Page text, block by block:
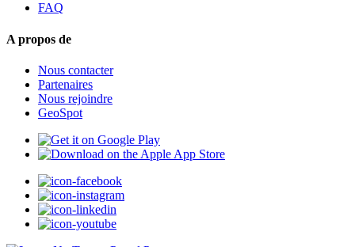
FAQ
A propos de
Nous contacter
Partenaires
Nous rejoindre
GeoSpot